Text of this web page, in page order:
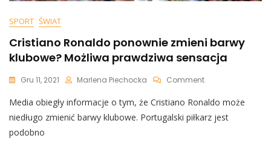
SPORT ŚWIAT
Cristiano Ronaldo ponownie zmieni barwy
klubowe? Możliwa prawdziwa sensacja
Gru 11, 2021 Marlena Piechocka CommentOn
Ronaldo
Ponownie
Zmieni
Media obiegły informacje o tym, że Cristiano Ronaldo może
niedługo zmienić barwy klubowe. Portugalski piłkarz jest
podobno